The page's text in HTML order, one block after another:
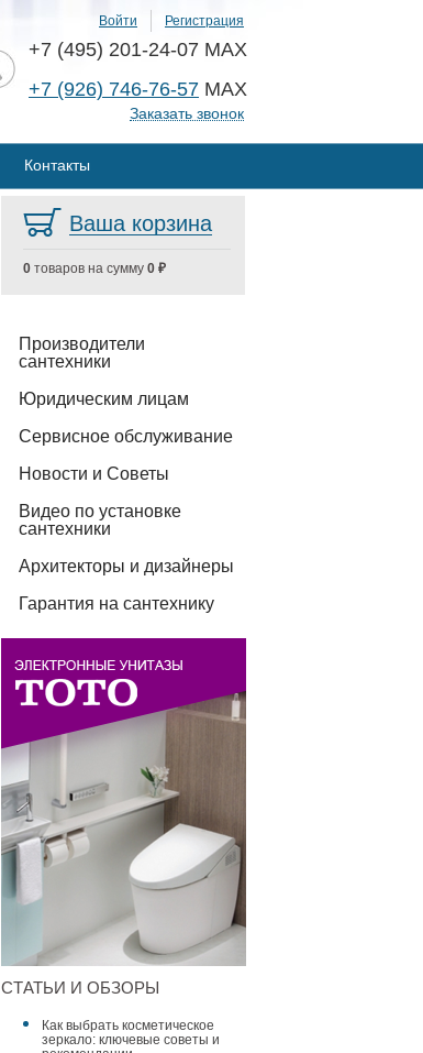
Войти Регистрация
+7 (495) 201-24-07 MAX
+7 (926) 746-76-57 MAX
Заказать звонок
Контакты
Ваша корзина
0 товаров на сумму 0 ₽
Производители
сантехники
Юридическим лицам
Сервисное обслуживание
Новости и Советы
Видео по установке
сантехники
Архитекторы и дизайнеры
Гарантия на сантехнику
СТАТЬИ И ОБЗОРЫ
Как выбрать косметическое
зеркало: ключевые советы и